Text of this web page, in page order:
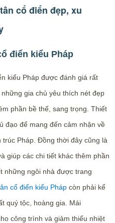
cổ điển đẹp, xu
điển kiểu Pháp
kiểu Pháp được đánh giá rất
gia chủ yêu thích nét đẹp
phần bề thế, sang trọng. Thiết
đạo để mang đến cảm nhận về
Pháp. Đồng thời đây cũng là
giúp các chi tiết khác thêm phần
những ngôi nhà được trang
cổ điển kiểu Phápcòn phải kể
quý tộc, hoàng gia. Mái
công trình và giảm thiểu nhiệt